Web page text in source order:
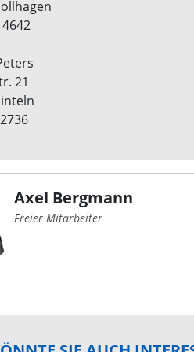
21
Axel Bergmann
Freier Mitarbeiter